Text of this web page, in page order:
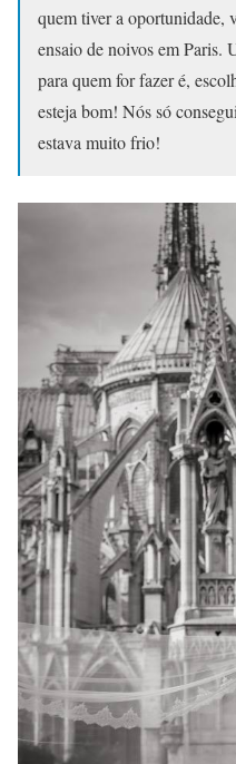
quem tiver a oportunidade,
ensaio de noivos em Paris.
para quem for fazer é,
esteja bom! Nós só
estava muito frio!